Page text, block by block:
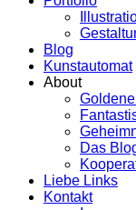
Blog
Kunstautomat
About
Das
Liebe Links
Kontakt